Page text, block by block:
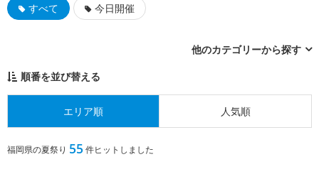
すべて 今日開催
他のカテゴリーから探す
順番を並び替える
エリア順 人気順
福岡県の夏祭り 55 件ヒットしました